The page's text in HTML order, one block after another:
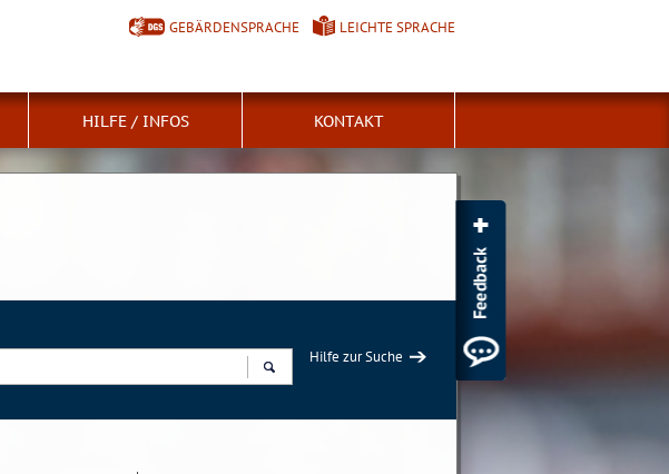
GEBÄRDENSPRACHE LEICHTE SPRACHE
HILFE / INFOS KONTAKT
Hilfe zur Suche